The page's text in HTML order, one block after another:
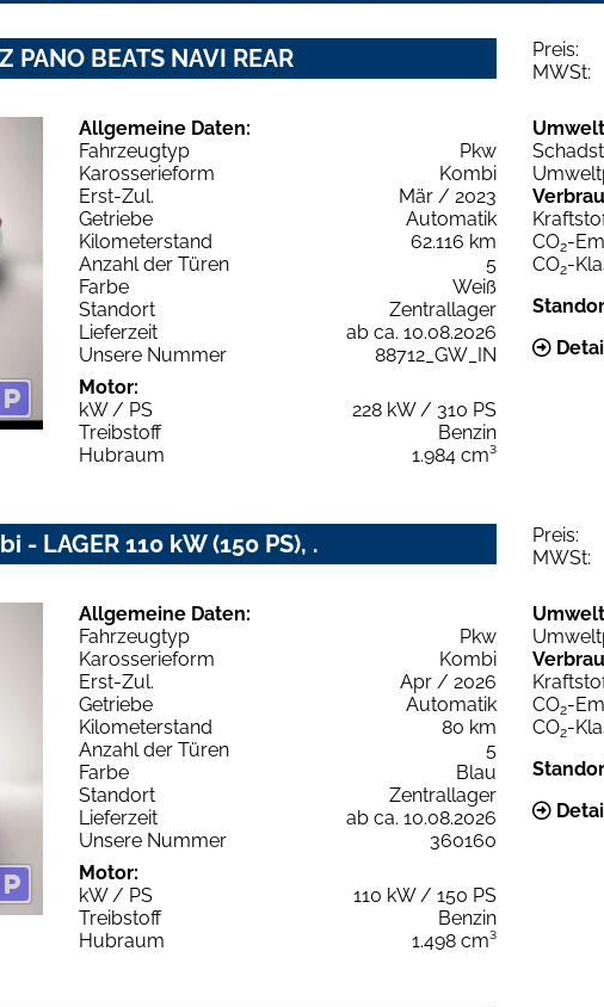
PANO BEATS NAVI REAR Preis:
MWSt:
Allgemeine Daten:
Fahrzeugtyp
Pkw
Karosserieform
Kombi
Erst-Zul.
Mär / 2023
Getriebe
Automatik
Kilometerstand
62.116 km
Anzahl der Türen
5
Farbe
Weiß
Standort
Zentrallager
Lieferzeit
ab ca. 10.08.2026
Unsere Nummer
88712_GW_IN
Motor:
kW / PS
228 kW / 310 PS
Treibstoff
Benzin
Hubraum
1.984 cm³
CO2-
CO2-
- LAGER 110 kW (150 PS), . Preis:
MWSt:
Allgemeine Daten:
Fahrzeugtyp
Pkw
Karosserieform
Kombi
Erst-Zul.
Apr / 2026
Getriebe
Automatik
Kilometerstand
80 km
Anzahl der Türen
5
Farbe
Blau
Standort
Zentrallager
Lieferzeit
ab ca. 10.08.2026
Unsere Nummer
360160
Motor:
kW / PS
110 kW / 150 PS
Treibstoff
Benzin
Hubraum
1.498 cm³
CO2-
CO2-